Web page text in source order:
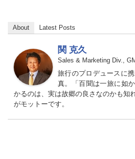
About Latest Posts
関 克久
Sales & Marketing Div.,
旅行のプロデュースに
真。「百聞は一旅に如
かるのは、実は故郷の良さなのかも知
がモットーです。